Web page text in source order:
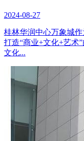
2024-08-27
桂林华润中心万象城
打造“商业+文化+艺术
文化...